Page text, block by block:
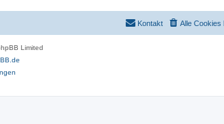
Alle Cookies
Kontakt
Limited